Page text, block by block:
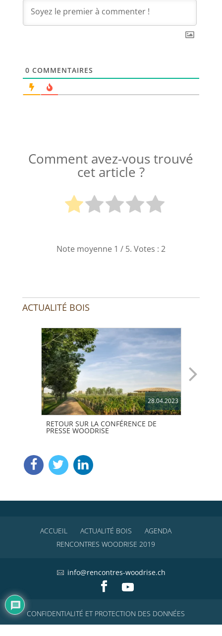
0 COMMENTAIRES
Comment avez-vous trouvé
cet article ?
Note moyenne 1 / 5. Votes : 2
ACTUALITÉ BOIS
28.04.2023
RETOUR SUR LA CONFÉRENCE DE
PRESSE WOODRISE
ACCUEIL ACTUALITÉ BOIS
AGENDA
RENCONTRES WOODRISE 2019
info@rencontres-woodrise.ch
CONFIDENTIALITÉ ET PROTECTION DES DONNÉES